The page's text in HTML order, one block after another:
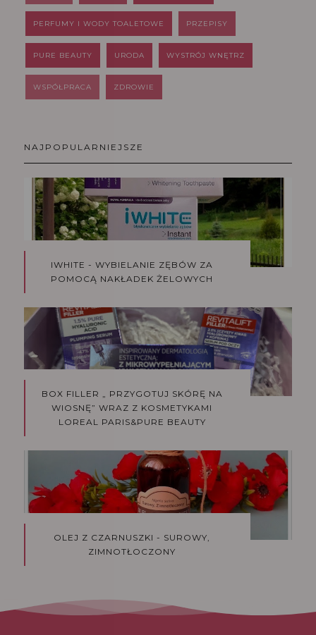
PERFUMY I WODY TOALETOWE PRZEPISY
PURE BEAUTY URODA WYSTRÓJ WNĘTRZ
WSPÓŁPRACA ZDROWIE
NAJPOPULARNIEJSZE
IWHITE - WYBIELANIE ZĘBÓW ZA
POMOCĄ NAKŁADEK ŻELOWYCH
BOX FILLER „ PRZYGOTUJ SKÓRĘ NA
WIOSNĘ” WRAZ Z KOSMETYKAMI
LOREAL PARIS&PURE BEAUTY
OLEJ Z CZARNUSZKI - SUROWY,
ZIMNOTŁOCZONY